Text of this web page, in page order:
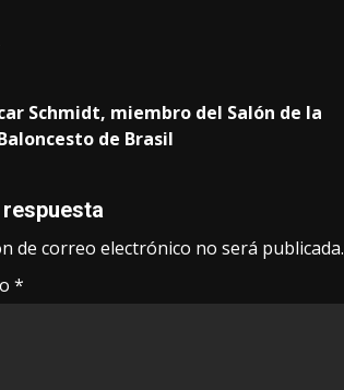
Schmidt, miembro del Salón de la
de Brasil
respuesta
de correo electrónico no será publicada.
*